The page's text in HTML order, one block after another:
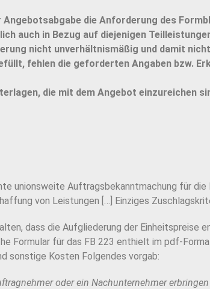
die Anforderung des
auch in Bezug auf diejenigen
nicht unverhältnismäßig und damit
fehlen die geforderten Angaben bzw.
die mit dem Angebot einzureichen
unionsweite Auftragsbekanntmachung für
von Leistungen […] Einziges
dass die Aufgliederung der Einheitspreise
Formular für das FB 223 enthielt im pdf-
sonstige Kosten Folgendes vorgab:
oder ein Nachunternehmer erbringen